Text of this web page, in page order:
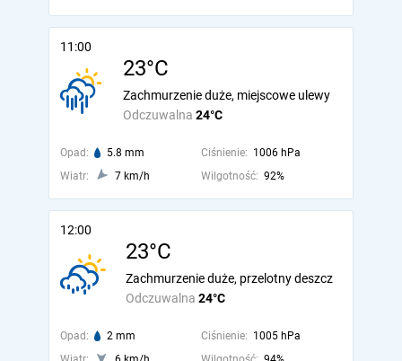
11:00
23°C
Odczuwalna 24°C
Zachmurzenie duże, miejscowe ulewy
Opad: 5.8 mm Ciśnienie: 1006 hPa
Wiatr:
7 km/h Wilgotność: 92%
12:00
23°C
Odczuwalna 24°C
Zachmurzenie duże, przelotny deszcz
Opad: 2 mm Ciśnienie: 1005 hPa